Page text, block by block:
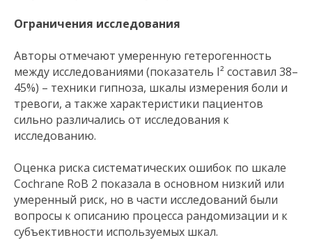
Ограничения исследования
Авторы отмечают умеренную гетерогенность
между исследованиями (показатель I² составил 38–
45%) – техники гипноза, шкалы измерения боли и
тревоги, а также характеристики пациентов
сильно различались от исследования к
исследованию.
Оценка риска систематических ошибок по шкале
Cochrane RoB 2 показала в основном низкий или
умеренный риск, но в части исследований были
вопросы к описанию процесса рандомизации и к
субъективности используемых шкал.